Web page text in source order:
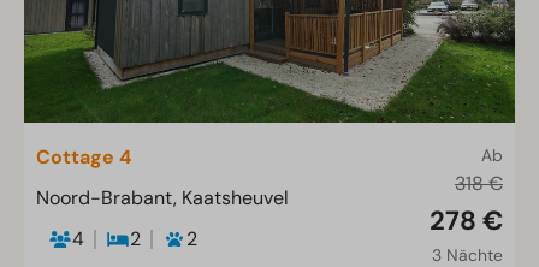
Ab
318 €
278 €
3 Nächte
Cottage 4
Noord-Brabant, Kaatsheuvel
4
2
2